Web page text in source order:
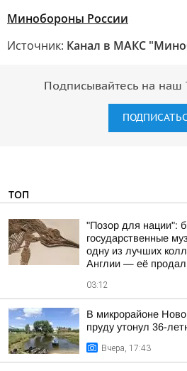
Минобороны России
Источник: Канал в МАКС
Подписывайтесь на наш
ТОП
"Позор для нации":
государственные
одну из лучших
Англии — её
03:12
В микрорайоне
пруду утонул 36-
Вчера, 17:43